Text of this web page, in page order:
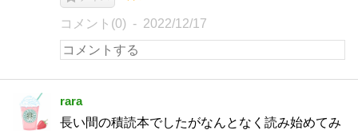
コメント(0) 2022/12/17
rara
長い間の積読本でしたがなんとなく読み始めてみ